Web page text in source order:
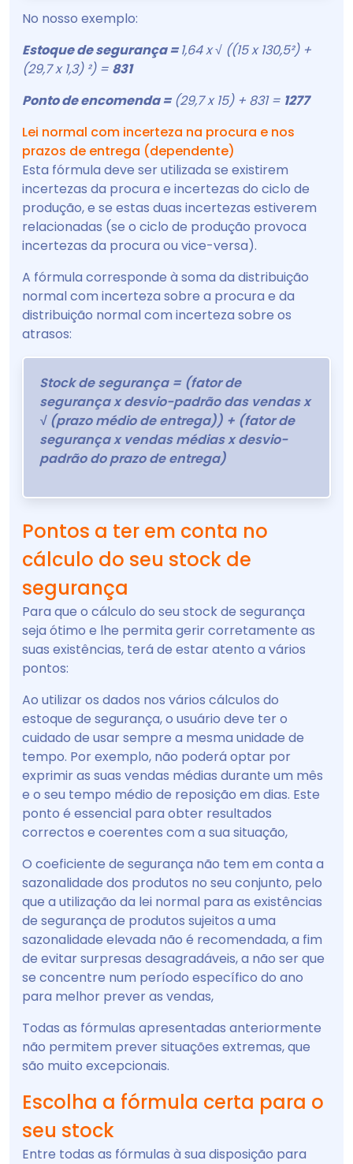
No nosso exemplo:
Estoque de segurança =1,64 x √ ((15 x 130,5²) +
(29,7 x 1,3) ²) = 831
Ponto de encomenda =(29,7 x 15) + 831 = 1277
Lei normal com incerteza na procura e nos
prazos de entrega (dependente)
Esta fórmula deve ser utilizada se existirem
incertezas da procura e incertezas do ciclo de
produção, e se estas duas incertezas estiverem
relacionadas (se o ciclo de produção provoca
incertezas da procura ou vice-versa).
A fórmula corresponde à soma da distribuição
normal com incerteza sobre a procura e da
distribuição normal com incerteza sobre os
atrasos:
Stock de segurança = (fator de
segurança x desvio-padrão das vendas x
√ (prazo médio de entrega)) + (fator de
segurança x vendas médias x desvio-
padrão do prazo de entrega)
Pontos a ter em conta no
cálculo do seu stock de
segurança
Para que o cálculo do seu stock de segurança
seja ótimo e lhe permita gerir corretamente as
suas existências, terá de estar atento a vários
pontos:
Ao utilizar os dados nos vários cálculos do
estoque de segurança, o usuário deve ter o
cuidado de usar sempre a mesma unidade de
tempo. Por exemplo, não poderá optar por
exprimir as suas vendas médias durante um mês
e o seu tempo médio de reposição em dias. Este
ponto é essencial para obter resultados
correctos e coerentes com a sua situação,
O coeficiente de segurança não tem em conta a
sazonalidade dos produtos no seu conjunto, pelo
que a utilização da lei normal para as existências
de segurança de produtos sujeitos a uma
sazonalidade elevada não é recomendada, a fim
de evitar surpresas desagradáveis, a não ser que
se concentre num período específico do ano
para melhor prever as vendas,
Todas as fórmulas apresentadas anteriormente
não permitem prever situações extremas, que
são muito excepcionais.
Escolha a fórmula certa para o
seu stock
Entre todas as fórmulas à sua disposição para